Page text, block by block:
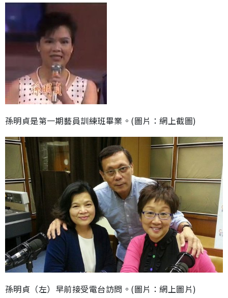
孫明貞是第一期藝員訓練班畢業。(圖片：網上截圖)
孫明貞（左）早前接受電台訪問。(圖片：網上圖片)